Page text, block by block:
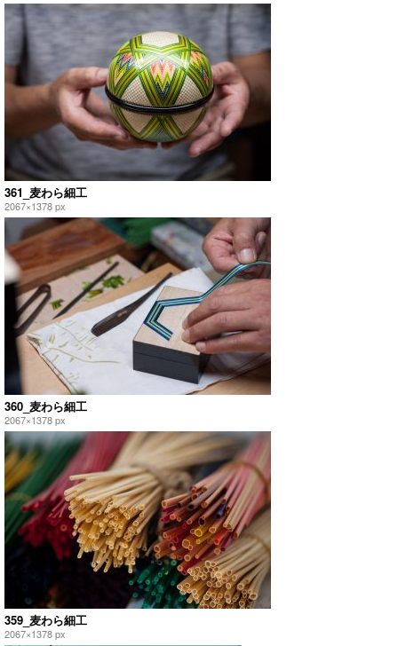
361_麦わら細工
2067×1378 px
360_麦わら細工
2067×1378 px
359_麦わら細工
2067×1378 px